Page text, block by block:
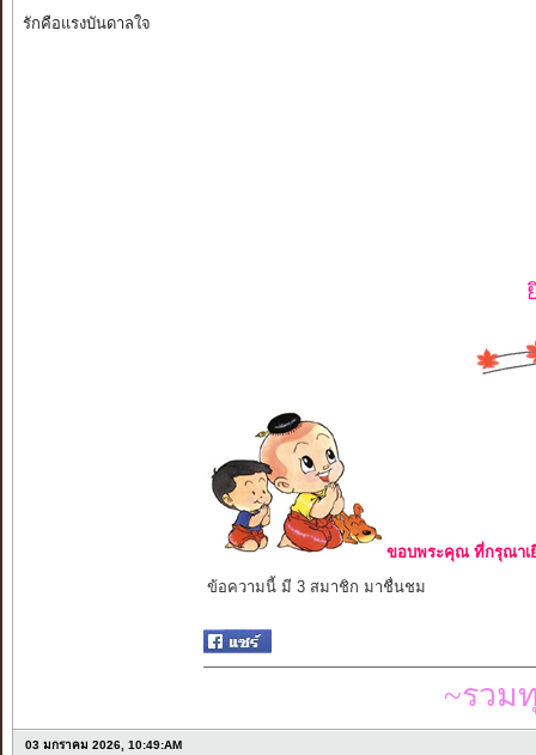
รักคือแรงบันดาลใจ
ขอบพระคุณ ที่กรุณาเ
ข้อความนี้ มี 3 สมาชิก มาชื่นชม
~รวม
03 มกราคม 2026, 10:49:AM